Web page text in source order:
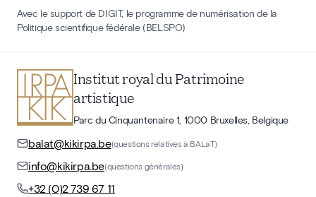
Avec le support de DIGIT, le programme de numérisation de la
Politique scientifique fédérale (BELSPO)
Institut royal du Patrimoine
artistique
Parc du Cinquantenaire 1, 1000 Bruxelles, Belgique
balat@kikirpa.be(questions relatives à BALaT)
info@kikirpa.be(questions générales)
+32 (0)2 739 67 11